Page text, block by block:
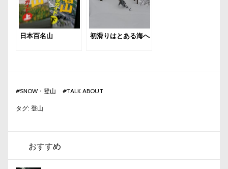
日本百名山 初滑りはとある海へ
#SNOW・登山 #TALK ABOUT
タグ: 登山
おすすめ